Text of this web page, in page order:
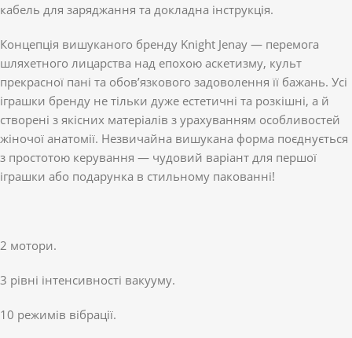
кабель для заряджання та докладна інструкція.
Концепція вишуканого бренду Knight Jenay — перемога
шляхетного лицарства над епохою аскетизму, культ
прекрасної пані та обов’язкового задоволення її бажань. Усі
іграшки бренду не тільки дуже естетичні та розкішні, а й
створені з якісних матеріалів з урахуванням особливостей
жіночої анатомії. Незвичайна вишукана форма поєднується
з простотою керування — чудовий варіант для першої
іграшки або подарунка в стильному пакованні!
2 мотори.
3 рівні інтенсивності вакууму.
10 режимів вібрації.